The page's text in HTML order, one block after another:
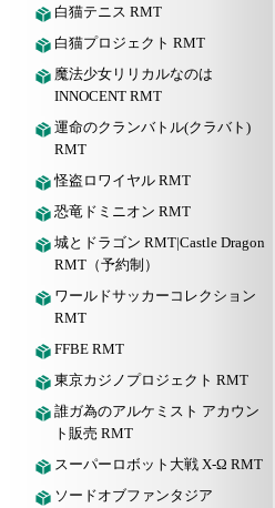
白猫テニス RMT
白猫プロジェクト RMT
魔法少女リリカルなのは
INNOCENT RMT
運命のクランバトル(クラバト)
RMT
怪盗ロワイヤル RMT
恐竜ドミニオン RMT
城とドラゴン RMT|Castle Dragon
RMT（予約制）
ワールドサッカーコレクション
RMT
FFBE RMT
東京カジノプロジェクト RMT
誰ガ為のアルケミスト アカウン
ト販売 RMT
スーパーロボット大戦 X-Ω RMT
ソードオブファンタジア